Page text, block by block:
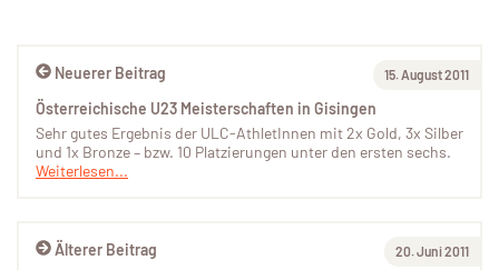
Älterer Beitrag 20. Juni 2011
Neuerer Beitrag 15. August 2011
Österreichische U23 Meisterschaften in Gisingen
Sehr gutes Ergebnis der ULC-AthletInnen mit 2x Gold, 3x Silber
und 1x Bronze – bzw. 10 Platzierungen unter den ersten sechs.
Weiterlesen...